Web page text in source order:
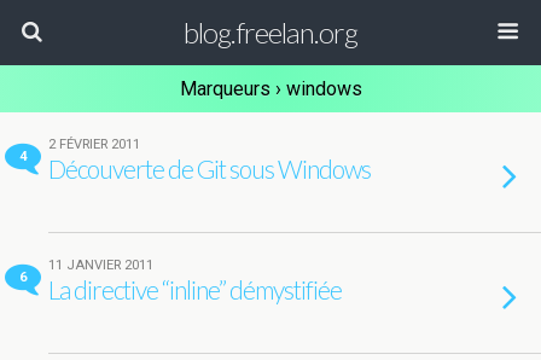
blog.freelan.org
Marqueurs › windows
4
2 FÉVRIER 2011
Découverte de Git sous Windows
6
11 JANVIER 2011
La directive “inline” démystifiée